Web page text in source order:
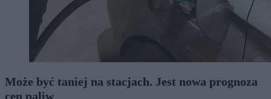
Może być taniej na stacjach. Jest nowa prognoza
cen paliw